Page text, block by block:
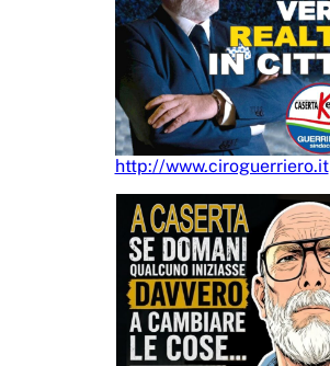
http://www.ciroguerriero.it